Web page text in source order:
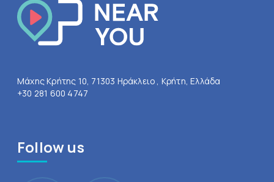
Μάχης Κρήτης 10, 71303 Ηράκλειο , Κρήτη, Ελλάδα
+30 281 600 4747
Follow us